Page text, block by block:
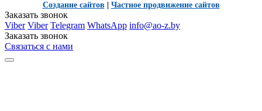
Создание сайтов Частное продвижение сайтов
Заказать звонок
Viber Viber Telegram WhatsApp info@ao-z.by
Заказать звонок
Связаться с нами